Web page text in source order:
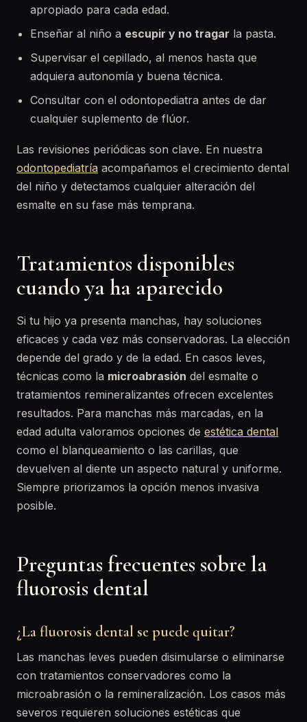
apropiado para cada edad.
Enseñar al niño a escupir y no tragar la pasta.
Supervisar el cepillado, al menos hasta que
adquiera autonomía y buena técnica.
Consultar con el odontopediatra antes de dar
cualquier suplemento de flúor.
Las revisiones periódicas son clave. En nuestra
odontopediatría acompañamos el crecimiento dental
del niño y detectamos cualquier alteración del
esmalte en su fase más temprana.
Tratamientos disponibles
cuando ya ha aparecido
Si tu hijo ya presenta manchas, hay soluciones
eficaces y cada vez más conservadoras. La elección
depende del grado y de la edad. En casos leves,
técnicas como la microabrasión del esmalte o
tratamientos remineralizantes ofrecen excelentes
resultados. Para manchas más marcadas, en la
edad adulta valoramos opciones de estética dental
como el blanqueamiento o las carillas, que
devuelven al diente un aspecto natural y uniforme.
Siempre priorizamos la opción menos invasiva
posible.
Preguntas frecuentes sobre la
fluorosis dental
¿La fluorosis dental se puede quitar?
Las manchas leves pueden disimularse o eliminarse
con tratamientos conservadores como la
microabrasión o la remineralización. Los casos más
severos requieren soluciones estéticas que